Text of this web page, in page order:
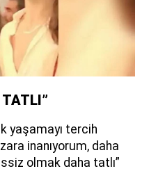
yaşamayı tercih
inanıyorum, daha
olmak daha tatlı”